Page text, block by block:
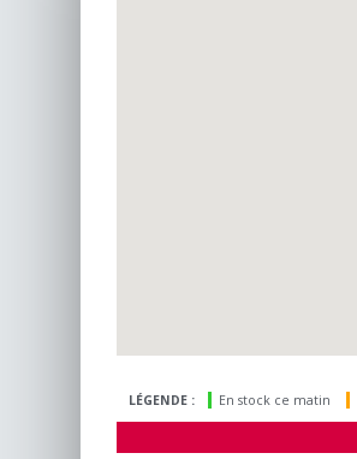
LÉGENDE : En stock ce matin